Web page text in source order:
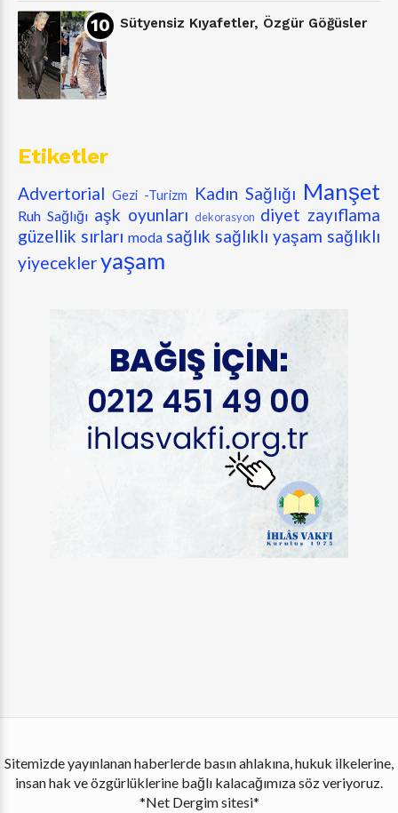
Sütyensiz Kıyafetler, Özgür Göğüsler
Etiketler
Advertorial Gezi -Turizm Kadın Sağlığı Manşet
Ruh Sağlığı aşk oyunları dekorasyon diyet zayıflama
güzellik sırları moda sağlık sağlıklı yaşam sağlıklı
yiyecekleryaşam
Sitemizde yayınlanan haberlerde basın ahlakına, hukuk ilkelerine,
insan hak ve özgürlüklerine bağlı kalacağımıza söz veriyoruz.
*Net Dergim sitesi*